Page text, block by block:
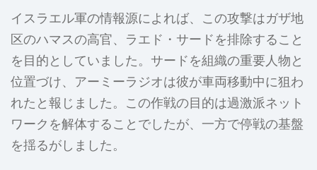
イスラエル軍の情報源によれば、この攻撃はガザ地
区のハマスの高官、ラエド・サードを排除すること
を目的としていました。サードを組織の重要人物と
位置づけ、アーミーラジオは彼が車両移動中に狙わ
れたと報じました。この作戦の目的は過激派ネット
ワークを解体することでしたが、一方で停戦の基盤
を揺るがしました。